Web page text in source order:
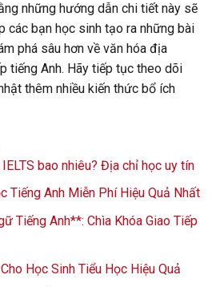
những hướng dẫn chi tiết này sẽ
các bạn học sinh tạo ra những bài
phá sâu hơn về văn hóa địa
tiếng Anh. Hãy tiếp tục theo dõi
thêm nhiều kiến thức bổ ích
bao nhiêu? Địa chỉ học uy tín
Tiếng Anh Miễn Phí Hiệu Quả Nhất
Tiếng Anh**: Chìa Khóa Giao Tiếp
Học Sinh Tiểu Học Hiệu Quả